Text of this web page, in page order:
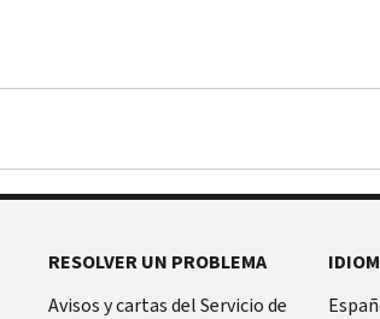
RESOLVER UN PROBLEMA
Avisos y cartas del Servicio de